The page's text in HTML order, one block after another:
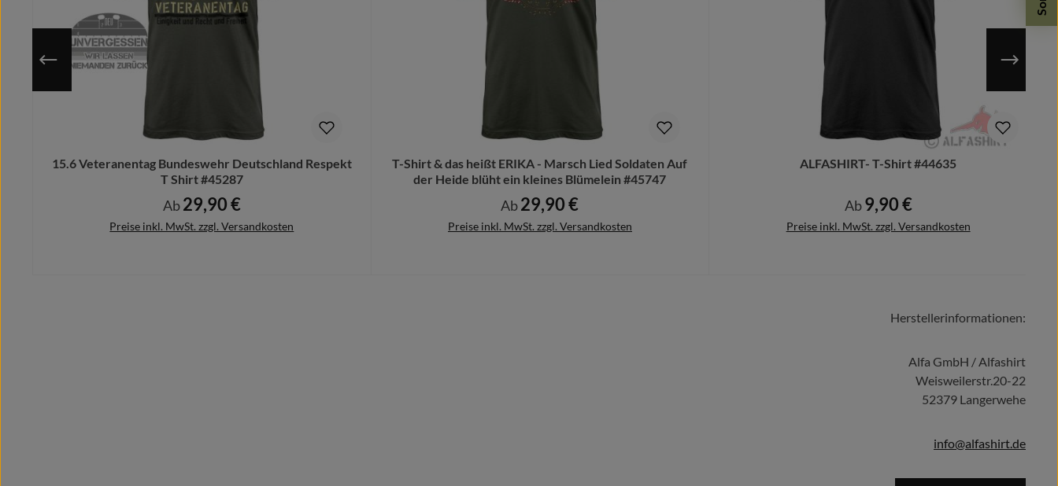
Nutze die hinterlegte Größentabelle um sicher zu gehen, dass du die richtige Größe wählst.
Da das Motiv erst nach Bestelleingang auf deine gewählte Größe gedruckt wird, ist ein Umtausch nur aus Qualitätsmängeln möglich.
Du hast eine bessere/eigene Idee?
Schicke uns Deinen Motivwunsch vorab und wir designen Deinen Produktvorschlag kostenlos.
Bitte beachte hierbei, dass nach dem Kauf keine Änderungen mehr vorgenommen werden können.
15.6 Veteranentag Bundeswehr Deutschland Respekt
T Shirt #45287
Regulärer Preis:
Ab29,90 €
Preise inkl. MwSt. zzgl. Versandkosten
T-Shirt & das heißt ERIKA - Marsch Lied Soldaten Auf
der Heide blüht ein kleines Blümelein #45747
Regulärer Preis:
Ab29,90 €
Preise inkl. MwSt. zzgl. Versandkosten
ALFASHIRT- T-Shirt #44635
Regulärer Preis:
Ab9,90 €
Preise inkl. MwSt. zzgl. Versandkosten
DetailsHerstellerinformationen:
Alfa GmbH / Alfashirt
Weisweilerstr.20-22
52379 Langerwehe
info@alfashirt.de